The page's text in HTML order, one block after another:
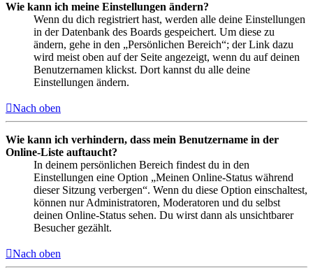
Wie kann ich meine Einstellungen ändern?
Wenn du dich registriert hast, werden alle deine Einstellungen
in der Datenbank des Boards gespeichert. Um diese zu
ändern, gehe in den „Persönlichen Bereich“; der Link dazu
wird meist oben auf der Seite angezeigt, wenn du auf deinen
Benutzernamen klickst. Dort kannst du alle deine
Einstellungen ändern.
Nach oben
Wie kann ich verhindern, dass mein Benutzername in der
Online-Liste auftaucht?
In deinem persönlichen Bereich findest du in den
Einstellungen eine Option „Meinen Online-Status während
dieser Sitzung verbergen“. Wenn du diese Option einschaltest,
können nur Administratoren, Moderatoren und du selbst
deinen Online-Status sehen. Du wirst dann als unsichtbarer
Besucher gezählt.
Nach oben